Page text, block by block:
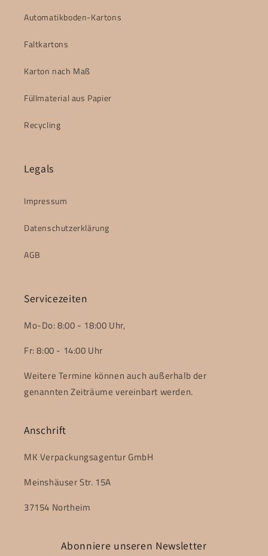
Automatikboden-Kartons
Faltkartons
Karton nach Maß
Füllmaterial aus Papier
Recycling
Legals
Impressum
Datenschutzerklärung
AGB
Servicezeiten
Mo-Do: 8:00 - 18:00 Uhr,
Fr: 8:00 - 14:00 Uhr
Weitere Termine können auch außerhalb der
genannten Zeiträume vereinbart werden.
Anschrift
MK Verpackungsagentur GmbH
Meinshäuser Str. 15A
37154 Northeim
Abonniere unseren Newsletter